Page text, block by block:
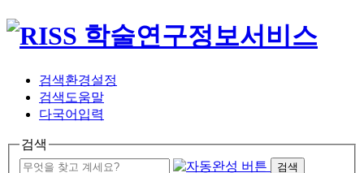
검색환경설정
검색도움말
다국어입력
검색
검색